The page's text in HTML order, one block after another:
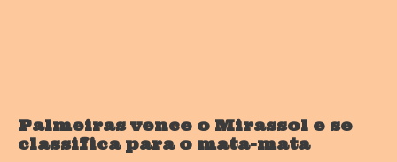
Palmeiras vence o Mirassol e se
classifica para o mata-mata